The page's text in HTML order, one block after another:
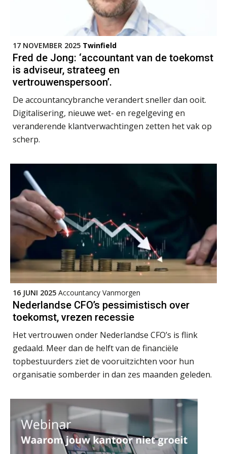
17 NOVEMBER 2025 Twinfield
Fred de Jong: ‘accountant van de toekomst
is adviseur, strateeg en
vertrouwenspersoon’.
De accountancybranche verandert sneller dan ooit.
Digitalisering, nieuwe wet- en regelgeving en
veranderende klantverwachtingen zetten het vak op
scherp.
16 JUNI 2025 Accountancy Vanmorgen
Nederlandse CFO’s pessimistisch over
toekomst, vrezen recessie
Het vertrouwen onder Nederlandse CFO’s is flink
gedaald. Meer dan de helft van de financiële
topbestuurders ziet de vooruitzichten voor hun
organisatie somberder in dan zes maanden geleden.
Best FinTech Startup of the Year
België
Wwft-compliance in 2026: doen we
het beter dan vorig jaar?
ICT & AI | Volledig automatische
factuurverwerking: zo kom je er
Hierom zijn webshopondernemers
boekhoudfouten
Blog | Aandachtspunten bij de
klant
Duizenden Nederlanders in de knel
door Amerikaanse belastingwet
Het functiegemak van de INT bij
adviezen over en aangiften van erf-
en schenkbelasting.
Zomer. Tijd om je loopbaan onder
de loep te nemen.
Q Home: DAC7-compliant opschalen
als verhuurplatform voor
vakantiewoningen
5 signalen dat jouw relatiebeheer
niet meer werkt (en hoe je dat oplost)
Fusies en overnames | Met
waardebepalingen bedrijfsadvies
dichter bij de ondernemer